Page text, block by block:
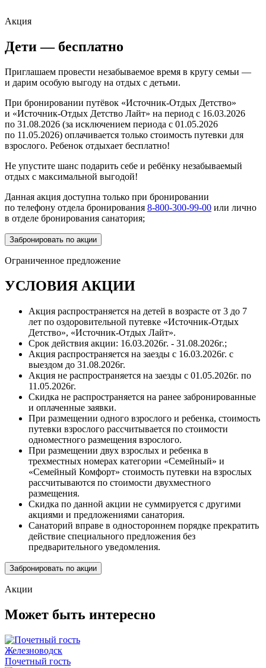
Акция
Дети — бесплатно
Приглашаем провести незабываемое время в кругу семьи —
и дарим особую выгоду на отдых с детьми.
При бронировании путёвок «Источник‑Отдых Детство»
и «Источник-Отдых Детство Лайт» на период с 16.03.2026
по 31.08.2026 (за исключением периода с 01.05.2026
по 11.05.2026) оплачивается только стоимость путевки для
взрослого. Ребенок отдыхает бесплатно!
Не упустите шанс подарить себе и ребёнку незабываемый
отдых с максимальной выгодой!
Данная акция доступна только при бронировании
по телефону отдела бронирования 8-800-300-99-00 или лично
в отделе бронирования санатория;
Забронировать по акции
Ограниченное предложение
УСЛОВИЯ АКЦИИ
Акция распространяется на детей в возрасте от 3 до 7
лет по оздоровительной путевке «Источник-Отдых
Детство», «Источник-Отдых Лайт».
Срок действия акции: 16.03.2026г. - 31.08.2026г.;
Акция распространяется на заезды с 16.03.2026г. с
выездом до 31.08.2026г.
Акция не распространяется на заезды с 01.05.2026г. по
11.05.2026г.
Скидка не распространяется на ранее забронированные
и оплаченные заявки.
При размещении одного взрослого и ребенка, стоимость
путевки взрослого рассчитывается по стоимости
одноместного размещения взрослого.
При размещении двух взрослых и ребенка в
трехместных номерах категории «Семейный» и
«Семейный Комфорт» стоимость путевки на взрослых
рассчитываются по стоимости двухместного
размещения.
Скидка по данной акции не суммируется с другими
акциями и предложениями санатория.
Санаторий вправе в одностороннем порядке прекратить
действие специального предложения без
предварительного уведомления.
Забронировать по акции
Акции
Может быть интересно
Железноводск
Почетный гость
Кисловодск Железноводск Ессентуки Вернуться к сети
Акции
Номера
Лечение
Медицинский центр
Диагностика
Центр эстетической медицины и косметологии
Питание
Чем заняться
Вся инфраструктура
Центр эстетической медицины и косметологии
Бассейн
Спорт и активный отдых
Анимация
О санатории
Дополнительные услуги
Отзывы
Галерея
Документы
Партнерам
Частые вопросы
Вакансии
Контакты
3Д-тур
Корпоративным клиентам
8 (800) 300-99-00
Ставропольский край, г. Железноводск, ул. Ленина, 22
Мы используем cookies
Наш сайт использует файлы cookie и сервисы Яндекс.Метрика,
для анализа посещаемости. Нажимая кнопку «Принять» или
продолжая работу, вы даете согласие на обработку данных
Политика использования COOKIES
защищает персональные данные пользователей и обрабатывает
обработку Cookies можно в настройках вашего браузера.
Подробно рассказываем, какобрабатывает и защищает ваши
Принять все Закрыть